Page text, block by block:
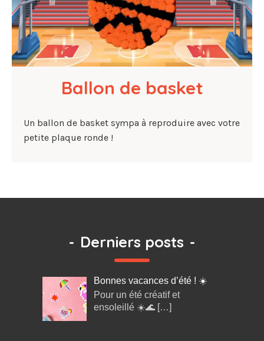
Ballon de basket
Un ballon de basket sympa à reproduire avec votre
petite plaque ronde !
- Derniers posts -
Bonnes vacances d’été ! ☀️
Pour un été créatif et
ensoleillé ☀️🌊 […]